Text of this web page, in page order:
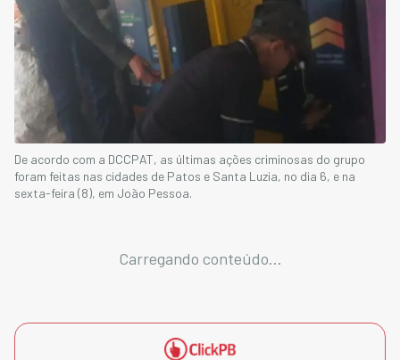
De acordo com a DCCPAT, as últimas ações criminosas do grupo
foram feitas nas cidades de Patos e Santa Luzia, no dia 6, e na
sexta-feira (8), em João Pessoa.
Carregando conteúdo...